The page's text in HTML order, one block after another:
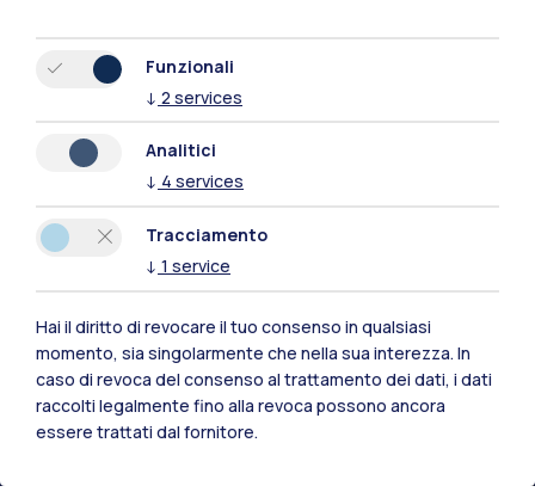
Polimi Community
Tutti i siti dell’ecosistema
Funzionali
↓ 2 services
Analitici
↓ 4 services
Tracciamento
↓ 1 service
Hai il diritto di revocare il tuo consenso in qualsiasi
momento, sia singolarmente che nella sua interezza. In
caso di revoca del consenso al trattamento dei dati, i dati
raccolti legalmente fino alla revoca possono ancora
essere trattati dal fornitore.